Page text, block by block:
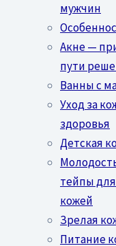
мужчин
Акне —
пути
Ванны с
Уход за
здоровья
Детская
тейпы
кожей
Зрелая
Питание